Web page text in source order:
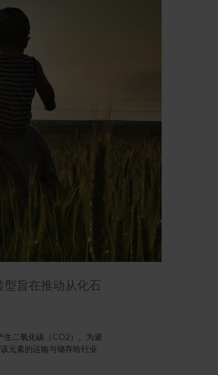
旨在推动从化石
二氧化碳（CO2）。为避
元素的运输与储存给行业